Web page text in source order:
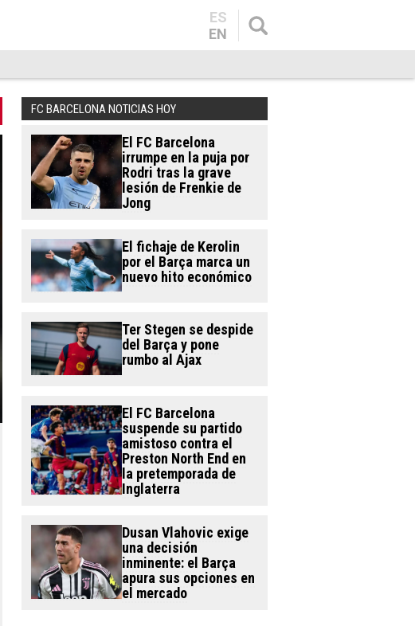
ES
EN
FC BARCELONA NOTICIAS HOY
El FC Barcelona
irrumpe en la puja por
Rodri tras la grave
lesión de Frenkie de
Jong
El fichaje de Kerolin
por el Barça marca un
nuevo hito económico
Ter Stegen se despide
del Barça y pone
rumbo al Ajax
El FC Barcelona
suspende su partido
amistoso contra el
Preston North End en
la pretemporada de
Inglaterra
Dusan Vlahovic exige
una decisión
inminente: el Barça
apura sus opciones en
el mercado